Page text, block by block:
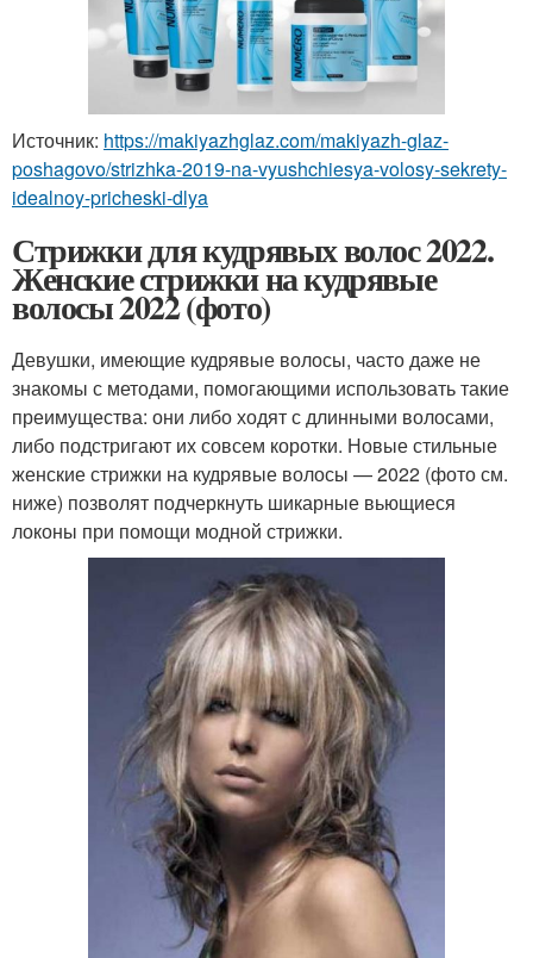
Источник: https://makiyazhglaz.com/makiyazh-glaz-
poshagovo/strizhka-2019-na-vyushchiesya-volosy-sekrety-
idealnoy-pricheski-dlya
Стрижки для кудрявых волос 2022.
Женские стрижки на кудрявые
волосы 2022 (фото)
Девушки, имеющие кудрявые волосы, часто даже не
знакомы с методами, помогающими использовать такие
преимущества: они либо ходят с длинными волосами,
либо подстригают их совсем коротки. Новые стильные
женские стрижки на кудрявые волосы — 2022 (фото см.
ниже) позволят подчеркнуть шикарные вьющиеся
локоны при помощи модной стрижки.